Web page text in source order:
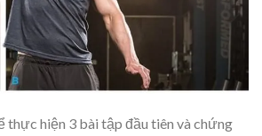
thực hiện 3 bài tập đầu tiên và chứng